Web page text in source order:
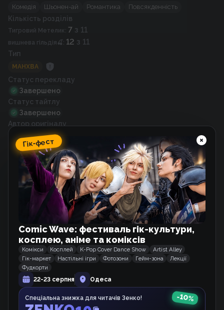
Комедія Шьонен-ай Романтика Повсякденність
Кількість розділів
Тигровий Метелик: 7 з 11
вишнева гільдія🍒 : 12 з 11
Тип
МАНХВА
Статус перекладу
Завершено
Статус тайтлу
Завершено
Автор оригіналу
Chilgu (칠구)
Художник
Chilgu (칠구)
Рік випуску
2023
Схожі тайтли
Закохані мимоволі
На Видноті
Гік-фест
Comic Wave: фестиваль гік-культури,
косплею, аніме та коміксів
Комікси Косплей K-Pop Cover Dance Show
Artist Alley
Гік-маркет
Настільні ігри Фотозони Гейм-зона
Лекції
Фудкорти
22-23 серпня
Одеса
Спеціальна знижка для читачів Зенко! -10%